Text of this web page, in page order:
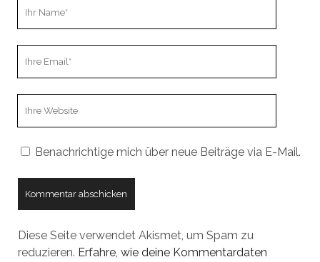
Benachrichtige mich über neue Beiträge via E-Mail.
Diese Seite verwendet Akismet, um Spam zu
reduzieren. Erfahre, wie deine Kommentardaten